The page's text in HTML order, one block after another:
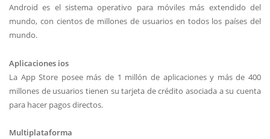
Android es el sistema operativo para móviles más extendido del
mundo, con cientos de millones de usuarios en todos los países del
mundo.
Aplicaciones ios
La App Store posee más de 1 millón de aplicaciones y más de 400
millones de usuarios tienen su tarjeta de crédito asociada a su cuenta
para hacer pagos directos.
Multiplataforma